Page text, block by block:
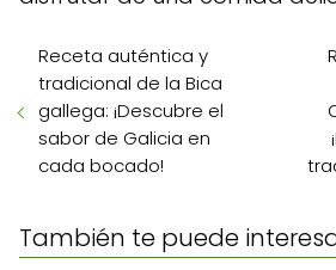
Receta auténtica y
tradicional de la Bica
gallega: ¡Descubre el
sabor de Galicia en
cada bocado!
También te puede